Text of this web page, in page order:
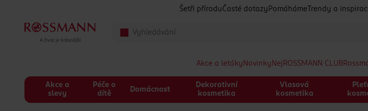
Šetři přírodu Časté dotazy Pomáháme Trendy a
Akce a letáky Novinky Nej ROSSMANN CLUB
Akce a
slevy
Péče o
dítě
Domácnost
Dekorativní
kosmetika
Vlasová
kosmetika